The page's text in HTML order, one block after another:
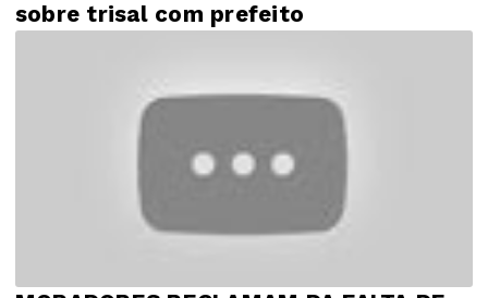
sobre trisal com prefeito